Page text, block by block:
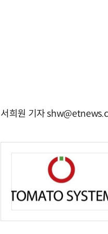
서희원 기자